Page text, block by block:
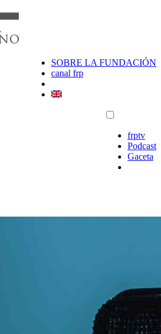
SOBRE LA FUNDACIÓN
canal frp
frptv
Podcast
Gaceta